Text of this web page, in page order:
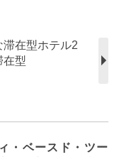
在型ホテル2
在型
・ベースド・ツー